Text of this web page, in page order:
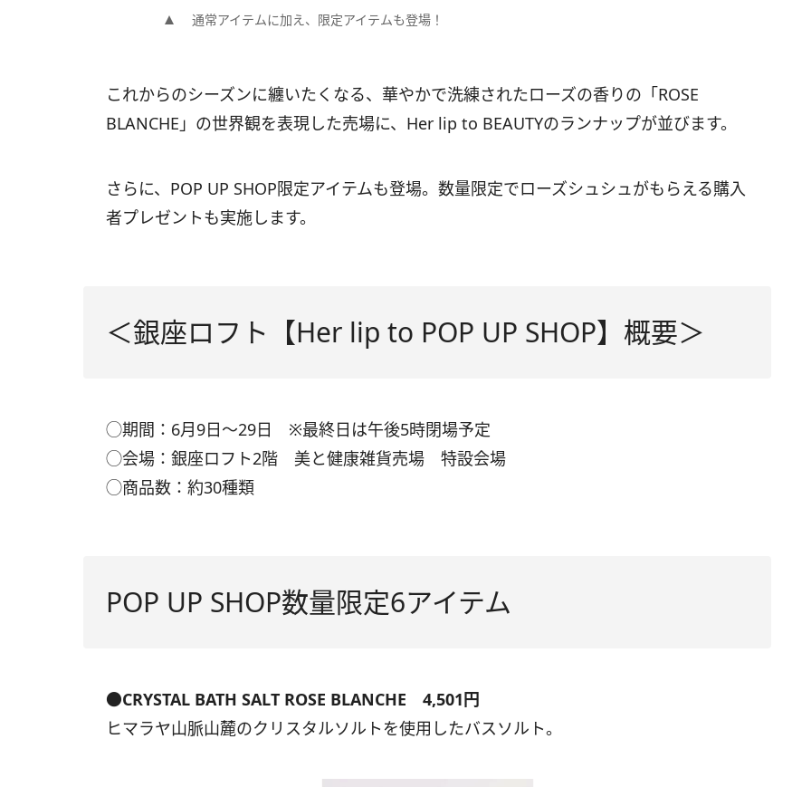
通常アイテムに加え、限定アイテムも登場！
これからのシーズンに纏いたくなる、華やかで洗練されたローズの香りの「ROSE
BLANCHE」の世界観を表現した売場に、Her lip to BEAUTYのランナップが並びます。
さらに、POP UP SHOP限定アイテムも登場。数量限定でローズシュシュがもらえる購入
者プレゼントも実施します。
＜銀座ロフト【Her lip to POP UP SHOP】概要＞
◯期間：6月9日〜29日 ※最終日は午後5時閉場予定
◯会場：銀座ロフト2階 美と健康雑貨売場 特設会場
◯商品数：約30種類
POP UP SHOP数量限定6アイテム
●CRYSTAL BATH SALT ROSE BLANCHE 4,501円
ヒマラヤ山脈山麓のクリスタルソルトを使用したバスソルト。